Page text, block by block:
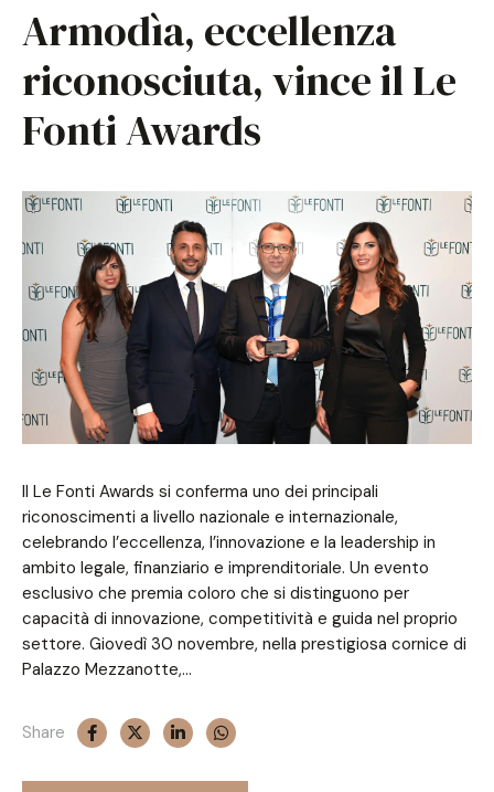
Armodìa, eccellenza
riconosciuta, vince il Le
Fonti Awards
Il Le Fonti Awards si conferma uno dei principali
riconoscimenti a livello nazionale e internazionale,
celebrando l’eccellenza, l’innovazione e la leadership in
ambito legale, finanziario e imprenditoriale. Un evento
esclusivo che premia coloro che si distinguono per
capacità di innovazione, competitività e guida nel proprio
settore. Giovedì 30 novembre, nella prestigiosa cornice di
Palazzo Mezzanotte,...
Share